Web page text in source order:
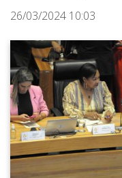
26/03/2024 10:03